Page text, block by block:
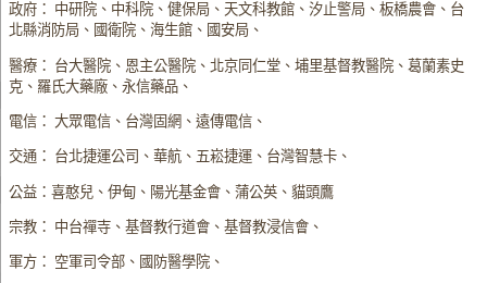
政府： 中研院、中科院、健保局、天文科教館、汐止警局、板橋農會、台
北縣消防局、國衛院、海生館、國安局、
醫療： 台大醫院、恩主公醫院、北京同仁堂、埔里基督教醫院、葛蘭素史
克、羅氏大藥廠、永信藥品、
電信： 大眾電信、台灣固網、遠傳電信、
交通： 台北捷運公司、華航、五崧捷運、台灣智慧卡、
公益：喜憨兒、伊甸、陽光基金會、蒲公英、貓頭鷹
宗教： 中台禪寺、基督教行道會、基督教浸信會、
軍方： 空軍司令部、國防醫學院、